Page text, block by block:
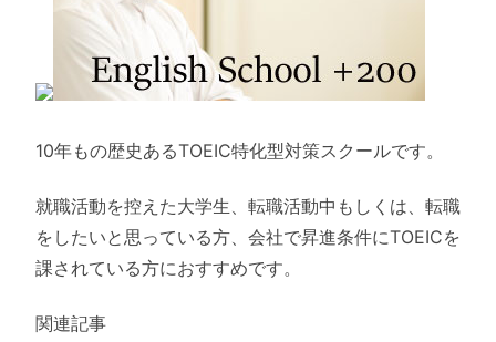
10年もの歴史あるTOEIC特化型対策スクールです。
就職活動を控えた大学生、転職活動中もしくは、転職
をしたいと思っている方、会社で昇進条件にTOEICを
課されている方におすすめです。
関連記事